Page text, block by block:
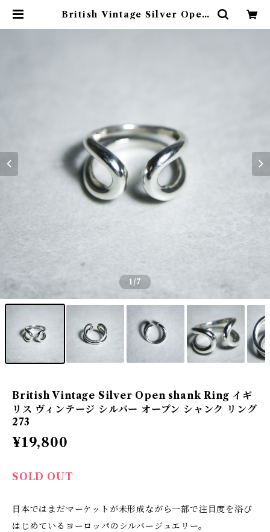
British Vintage Silver Open
1/7
British Vintage Silver Open shank Ring イギ
リス ヴィンテージ シルバー オープン シャンク リング
273
¥19,800
SOLD OUT
日本ではまだマーケットが未形成ながら一部で注目度を浴び
はじめているヨーロッパのシルバージュエリー。